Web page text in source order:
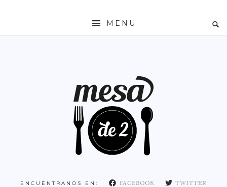
MENU
COMUNIDAD DE MADRID
DISTRITO ARGANZUELA
ENCUÉNTRANOS EN: FACEBOOK TWITTER